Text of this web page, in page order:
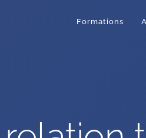
Formations